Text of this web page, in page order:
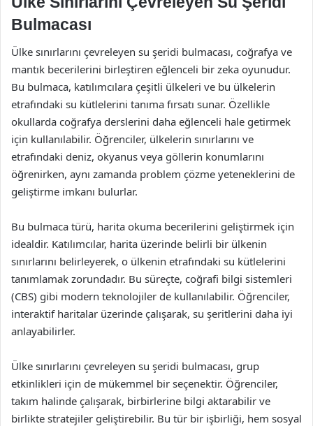
Bulmacası
Ülke sınırlarını çevreleyen su şeridi bulmacası, coğrafya ve
mantık becerilerini birleştiren eğlenceli bir zeka oyunudur.
Bu bulmaca, katılımcılara çeşitli ülkeleri ve bu ülkelerin
etrafındaki su kütlelerini tanıma fırsatı sunar. Özellikle
okullarda coğrafya derslerini daha eğlenceli hale getirmek
için kullanılabilir. Öğrenciler, ülkelerin sınırlarını ve
etrafındaki deniz, okyanus veya göllerin konumlarını
öğrenirken, aynı zamanda problem çözme yeteneklerini de
geliştirme imkanı bulurlar.
Bu bulmaca türü, harita okuma becerilerini geliştirmek için
idealdir. Katılımcılar, harita üzerinde belirli bir ülkenin
sınırlarını belirleyerek, o ülkenin etrafındaki su kütlelerini
tanımlamak zorundadır. Bu süreçte, coğrafi bilgi sistemleri
(CBS) gibi modern teknolojiler de kullanılabilir. Öğrenciler,
interaktif haritalar üzerinde çalışarak, su şeritlerini daha iyi
anlayabilirler.
Ülke sınırlarını çevreleyen su şeridi bulmacası, grup
etkinlikleri için de mükemmel bir seçenektir. Öğrenciler,
takım halinde çalışarak, birbirlerine bilgi aktarabilir ve
birlikte stratejiler geliştirebilir. Bu tür bir işbirliği, hem sosyal